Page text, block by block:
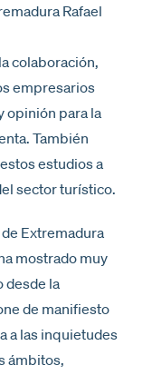
Rafael
colaboración,
empresarios
opinión para la
También
estudios a
sector turístico.
Extremadura
mostrado muy
desde la
de manifiesto
a las inquietudes
ámbitos,